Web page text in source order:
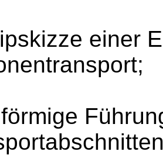
einer